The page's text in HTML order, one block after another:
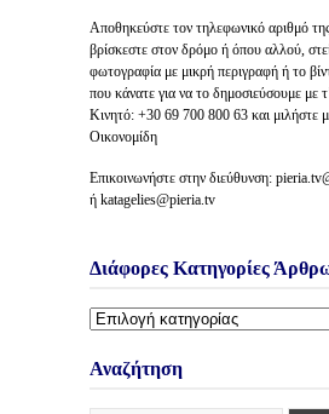
Αποθηκεύστε τον τηλεφωνικό αριθμό
βρίσκεστε στον δρόμο ή όπου αλλού,
φωτογραφία με μικρή περιγραφή ή το
που κάνατε για να το δημοσιεύσουμε με
Κινητό: +30 69 700 800 63 και μιλήστε
Οικονομίδη
Επικοινωνήστε στην διεύθυνση:
ή katagelies@pieria.tv
Διάφορες Κατηγορίες
Διάφορες
Άρθρων
Αναζήτηση